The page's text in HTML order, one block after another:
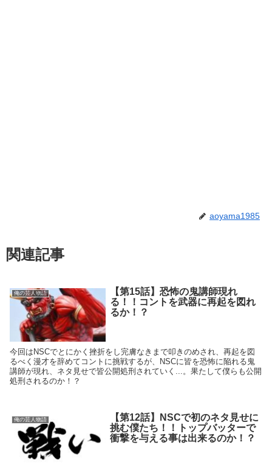
aoyama1985
関連記事
俺の芸人物語
【第15話】恐怖の鬼講師現れ
る！！コントを武器に再起を図れ
るか！？
今回はNSCでとにかく挫折をし完膚なきまで叩きのめされ、再起を図
るべく漫才を辞めてコントに挑戦するが、NSCに皆を恐怖に陥れる鬼
講師が現れ、ネタ見せで皆公開処刑されていく...。果たして僕らも公開
処刑されるのか！？
俺の芸人物語
【第12話】NSCで初のネタ見せに
挑む僕たち！！トップバッターで
衝撃を与える事は出来るのか！？